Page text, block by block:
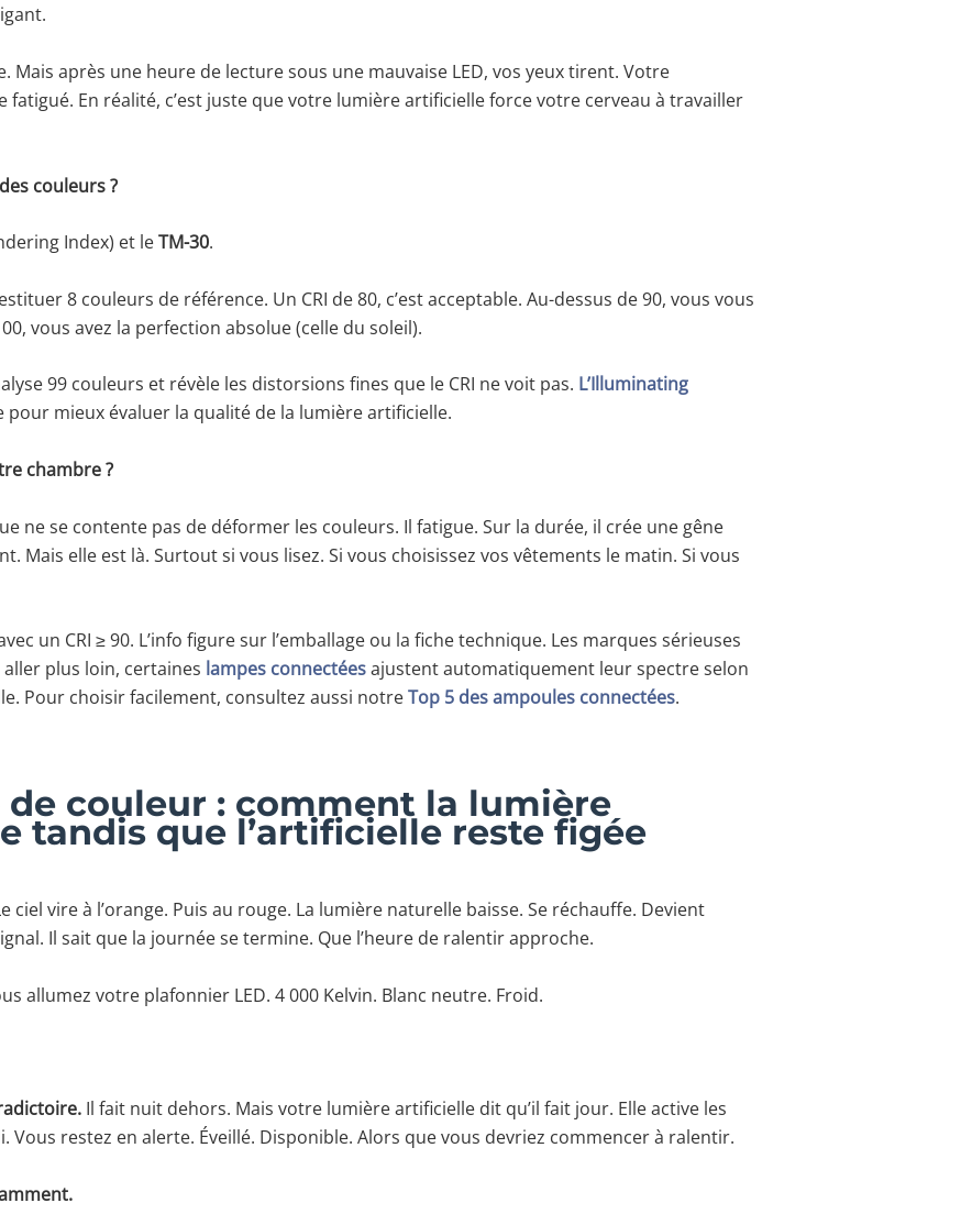
Mais après une heure de lecture sous une mauvaise LED, vos yeux tirent. Votre
fatigué. En réalité, c’est juste que votre lumière artificielle force votre cerveau à travailler
couleurs ?
Index) et leTM-30.
8 couleurs de référence. Un CRI de 80, c’est acceptable. Au-dessus de 90, vous vous
vous avez la perfection absolue (celle du soleil).
99 couleurs et révèle les distorsions fines que le CRI ne voit pas. L’Illuminating
mieux évaluer la qualité de la lumière artificielle.
chambre ?
ne se contente pas de déformer les couleurs. Il fatigue. Sur la durée, il crée une gêne
Mais elle est là. Surtout si vous lisez. Si vous choisissez vos vêtements le matin. Si vous
un CRI ≥ 90. L’info figure sur l’emballage ou la fiche technique. Les marques sérieuses
plus loin, certaines lampes connectéesajustent automatiquement leur spectre selon
Pour choisir facilement, consultez aussi notreTop 5 des ampoules connectées.
de couleur : comment la lumière
tandis que l’artificielle reste figée
ciel vire à l’orange. Puis au rouge. La lumière naturelle baisse. Se réchauffe. Devient
Il sait que la journée se termine. Que l’heure de ralentir approche.
allumez votre plafonnier LED. 4 000 Kelvin. Blanc neutre. Froid.
Il fait nuit dehors. Mais votre lumière artificielle dit qu’il fait jour. Elle active les
Vous restez en alerte. Éveillé. Disponible. Alors que vous devriez commencer à ralentir.